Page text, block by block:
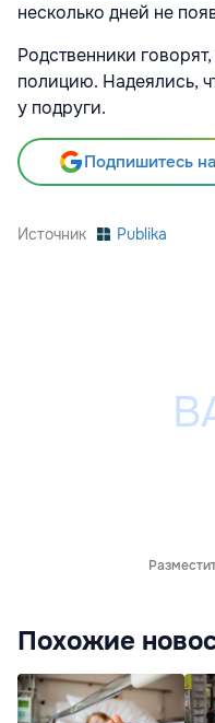
несколько дней не
Родственники
полицию. Надеялись,
у подруги.
Подпишитесь
Источник Publika
Похожие